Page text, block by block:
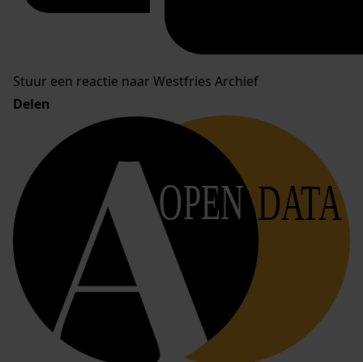
Stuur een reactie naar Westfries Archief
Delen
OPEN DATA